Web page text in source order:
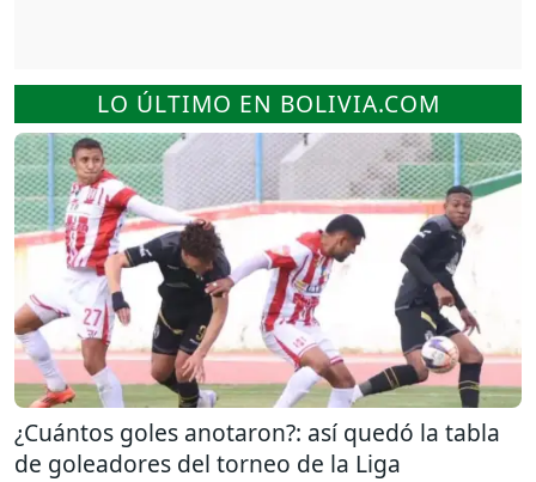
LO ÚLTIMO EN BOLIVIA.COM
¿Cuántos goles anotaron?: así quedó la tabla
de goleadores del torneo de la Liga